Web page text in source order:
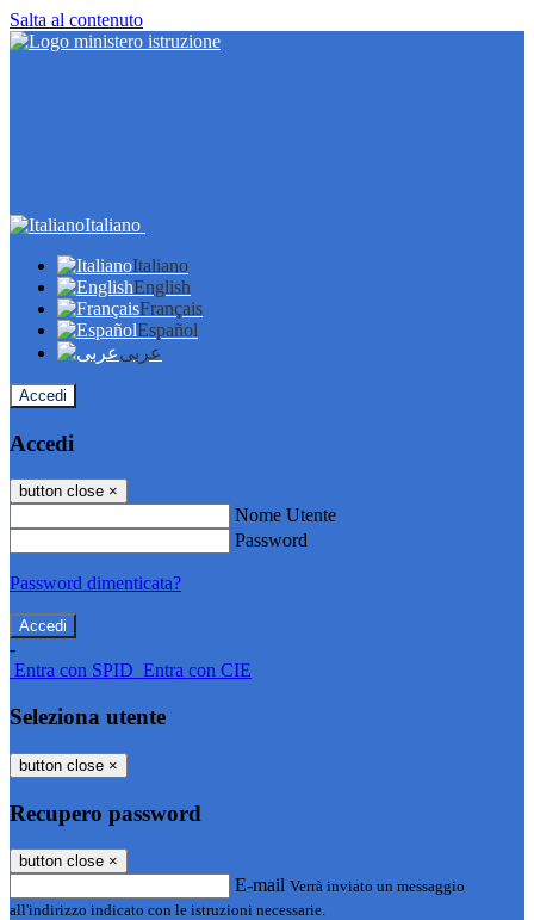
Salta al contenuto
Italiano
Italiano
English
Français
Español
عربى
Accedi
Accedi
button close ×
Nome Utente
Password
Password dimenticata?
-
Entra con SPID Entra con CIE
Seleziona utente
button close ×
Recupero password
button close ×
E-mail Verrà inviato un messaggio
all'indirizzo indicato con le istruzioni necessarie.